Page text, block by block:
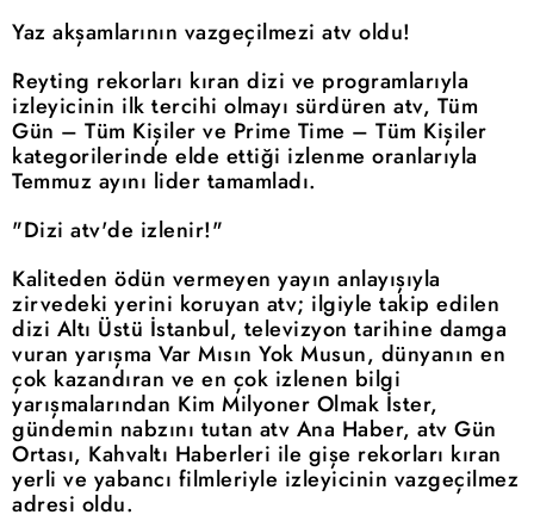
Yaz akşamlarının vazgeçilmezi atv oldu!
Reyting rekorları kıran dizi ve programlarıyla
izleyicinin ilk tercihi olmayı sürdüren atv, Tüm
Gün – Tüm Kişiler ve Prime Time – Tüm Kişiler
kategorilerinde elde ettiği izlenme oranlarıyla
Temmuz ayını lider tamamladı.
"Dizi atv'de izlenir!"
Kaliteden ödün vermeyen yayın anlayışıyla
zirvedeki yerini koruyan atv; ilgiyle takip edilen
dizi Altı Üstü İstanbul, televizyon tarihine damga
vuran yarışma Var Mısın Yok Musun, dünyanın en
çok kazandıran ve en çok izlenen bilgi
yarışmalarından Kim Milyoner Olmak İster,
gündemin nabzını tutan atv Ana Haber, atv Gün
Ortası, Kahvaltı Haberleri ile gişe rekorları kıran
yerli ve yabancı filmleriyle izleyicinin vazgeçilmez
adresi oldu.